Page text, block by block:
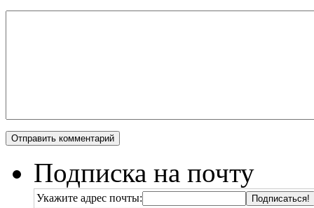
Подписка на почту
Укажите адрес почты: